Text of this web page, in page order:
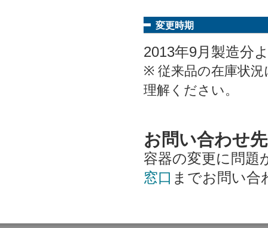
変更時期
2013年9月製造分
※ 従来品の在庫状
理解ください。
お問い合わせ先
容器の変更に問題
窓口 までお問い合